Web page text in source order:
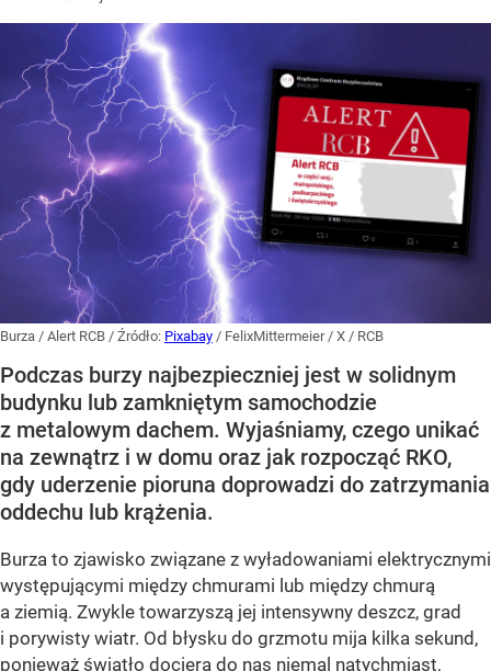
Burza / Alert RCB / Źródło: Pixabay / FelixMittermeier / X / RCB
Podczas burzy najbezpieczniej jest w solidnym
budynku lub zamkniętym samochodzie
z metalowym dachem. Wyjaśniamy, czego unikać
na zewnątrz i w domu oraz jak rozpocząć RKO,
gdy uderzenie pioruna doprowadzi do zatrzymania
oddechu lub krążenia.
Burza to zjawisko związane z wyładowaniami elektrycznymi
występującymi między chmurami lub między chmurą
a ziemią. Zwykle towarzyszą jej intensywny deszcz, grad
i porywisty wiatr. Od błysku do grzmotu mija kilka sekund,
ponieważ światło dociera do nas niemal natychmiast,